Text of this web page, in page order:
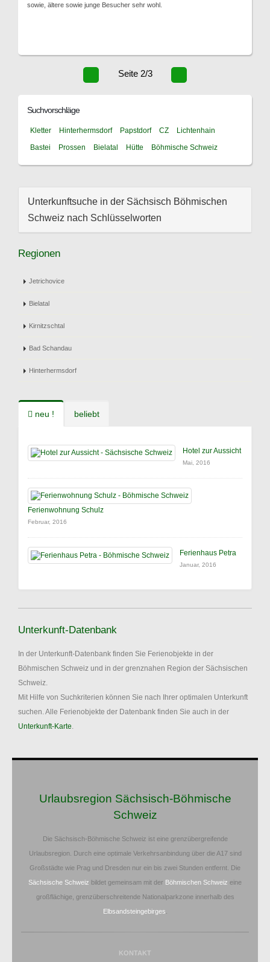
sowie, ältere sowie junge Besucher sehr wohl.
Seite 2/3
Suchvorschläge
Kletter Hinterhermsdorf Papstdorf CZ
Lichtenhain
Bastei
Prossen Bielatal Hütte Böhmische Schweiz
Unterkunftsuche in der Sächsisch Böhmischen
Schweiz nach Schlüsselworten
Regionen
Jetrichovice
Bielatal
Kirnitzschtal
Bad Schandau
Hinterhermsdorf
neu ! beliebt
Hotel zur Aussicht
Mai, 2016
Ferienwohnung Schulz
Februar, 2016
Ferienhaus Petra
Januar, 2016
Unterkunft-Datenbank
In der Unterkunft-Datenbank finden Sie Ferienobjekte in der
Böhmischen Schweiz und in der grenznahen Region der Sächsischen
Schweiz.
Mit Hilfe von Suchkriterien können Sie nach Ihrer optimalen Unterkunft
suchen. Alle Ferienobjekte der Datenbank finden Sie auch in der
Unterkunft-Karte.
Urlaubsregion Sächsisch-Böhmische
Schweiz
Die Sächsisch-Böhmische Schweiz ist eine grenzübergreifende
Urlaubsregion. Durch eine optimale Verkehrsanbindung über die A17 sind
Großstädte wie Prag und Dresden nur ein bis zwei Stunden entfernt. Die
Sächsische Schweiz bildet gemeinsam mit der Böhmischen Schweiz eine
großflächige, grenzüberschreitende Nationalparkzone innerhalb des
Elbsandsteingebirges
KONTAKT